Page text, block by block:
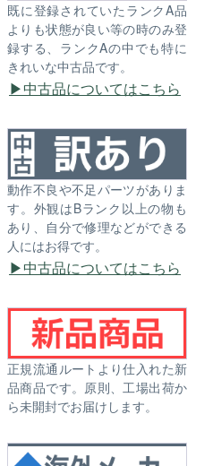
既に登録されていたランクA品
よりも状態が良い等の時のみ登
録する、ランクAの中でも特に
きれいな中古品です。
中古品についてはこちら
動作不良や不足パーツがありま
す。外観はBランク以上の物も
あり、自分で修理などができる
人にはお得です。
中古品についてはこちら
正規流通ルートより仕入れた新
品商品です。原則、工場出荷か
ら未開封でお届けします。